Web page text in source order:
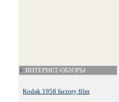
ИНТЕРНЕТ-ОБЗОРЫ
Kodak 1958 factory film